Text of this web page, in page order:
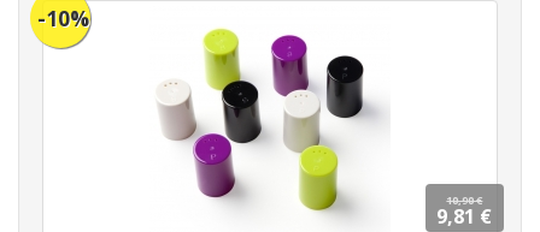
-10%
10,90 €
9,81 €